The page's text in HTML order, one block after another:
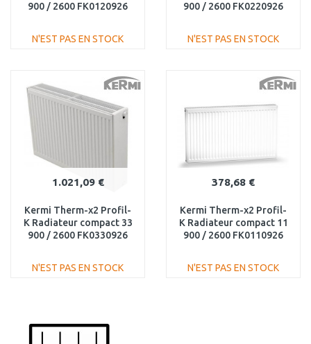
900 / 2600 FK0120926
N'EST PAS EN STOCK
Au comparatif
900 / 2600 FK0220926
N'EST PAS EN STOCK
1.021,09 €
Kermi Therm-x2 Profil-
K Radiateur compact 33
900 / 2600 FK0330926
N'EST PAS EN STOCK
Au comparatif
378,68 €
Kermi Therm-x2 Profil-
K Radiateur compact 11
900 / 2600 FK0110926
N'EST PAS EN STOCK